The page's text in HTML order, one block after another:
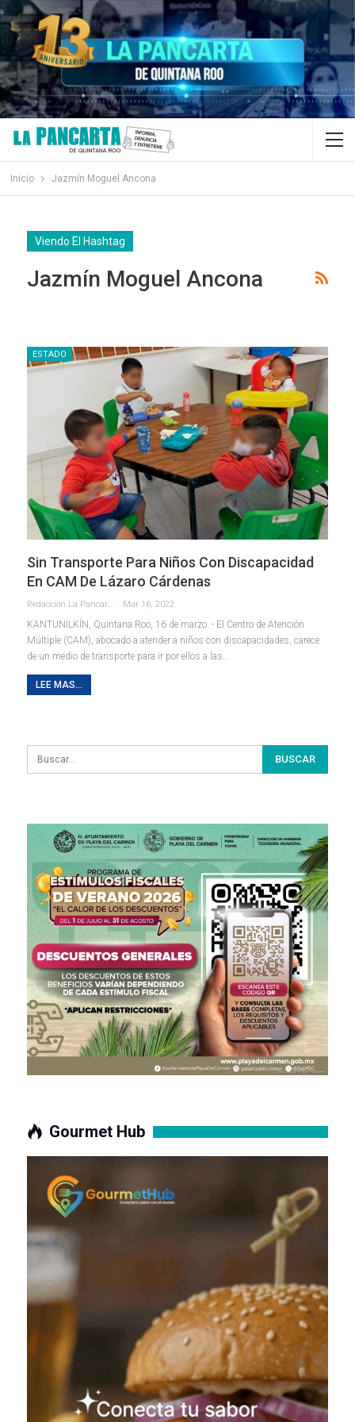
Inicio Jazmín Moguel Ancona
Viendo El Hashtag
Jazmín Moguel Ancona
ESTADO
Sin Transporte Para Niños Con Discapacidad
En CAM De Lázaro Cárdenas
Redaccion La Pancarta De Quintana Roo Mar 16, 2022
KANTUNILKÍN, Quintana Roo, 16 de marzo. - El Centro de Atención
Múltiple (CAM), abocado a atender a niños con discapacidades, carece
de un medio de transporte para ir por ellos a las…
LEE MAS...
Gourmet Hub